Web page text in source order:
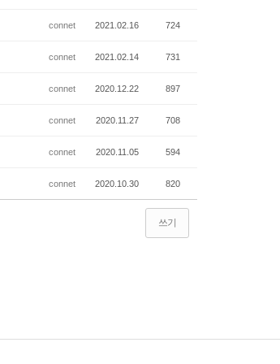
connet 2021.02.16 724
connet 2021.02.14 731
connet 2020.12.22 897
connet 2020.11.27 708
connet 2020.11.05 594
connet 2020.10.30 820
쓰기